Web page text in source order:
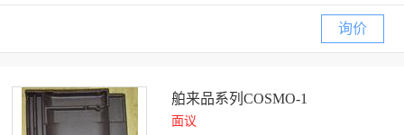
询价
舶来品系列COSMO-1
面议